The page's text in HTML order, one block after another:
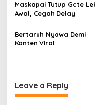
Maskapai Tutup Gate
Awal, Cegah Delay!
Bertaruh Nyawa Demi
Konten Viral
Leave a Reply